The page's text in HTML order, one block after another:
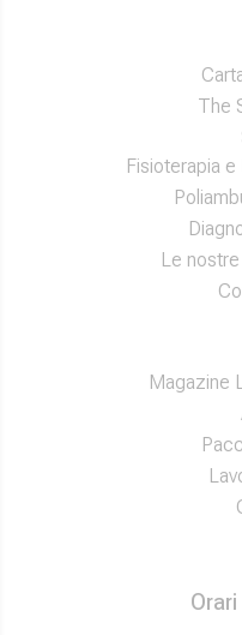
The
Fisioterapia
Le
Magazine